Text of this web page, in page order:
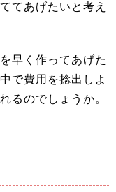
てあげたいと考え
早く作ってあげた
で費用を捻出しよ
るのでしょうか。